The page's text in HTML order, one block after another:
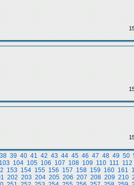
38 39 40 41 42 43 44 45 46 47 48 49 50
103 104 105 106 107 108 109 110 111 112
153 154 155 156 157 158 159 160 161
202 203 204 205 206 207 208 209 210